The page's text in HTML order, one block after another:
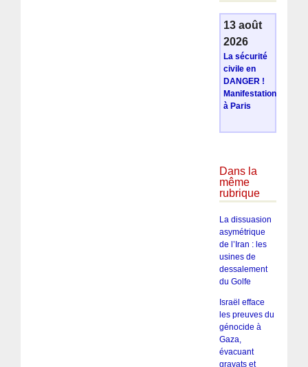
13 août
2026
La sécurité
civile en
DANGER !
Manifestation
à Paris
Dans la
même
rubrique
La dissuasion
asymétrique
de l’Iran : les
usines de
dessalement
du Golfe
Israël efface
les preuves du
génocide à
Gaza,
évacuant
gravats et